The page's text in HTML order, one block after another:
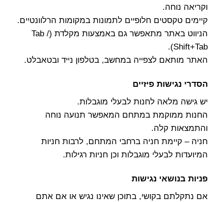
וקריאה נוחה.
קיימים טקסטים חלופיים לתמונות במקומות הרלוונטיים.
הניווט באתר מתאפשר גם באמצעות מקלדת (Tab /
Shift+Tab).
האתר מותאם לצפייה במחשב, בטלפון נייד ובטאבלט.
הסדרי נגישות פיזיים
יש גישה מלאה לחנות לבעלי מוגבלות.
החנות ממוקמת במתחם המאפשר תנועה נוחה
והתמצאות קלה.
חניה – קיימת חניה ברחבי המתחם, לרבות חניות
המיועדות לבעלי מוגבלות וכן חניות רגילות.
פניות בנושאי נגישות
אם נתקלתם בקושי, בתוכן שאינו נגיש או אם אתם